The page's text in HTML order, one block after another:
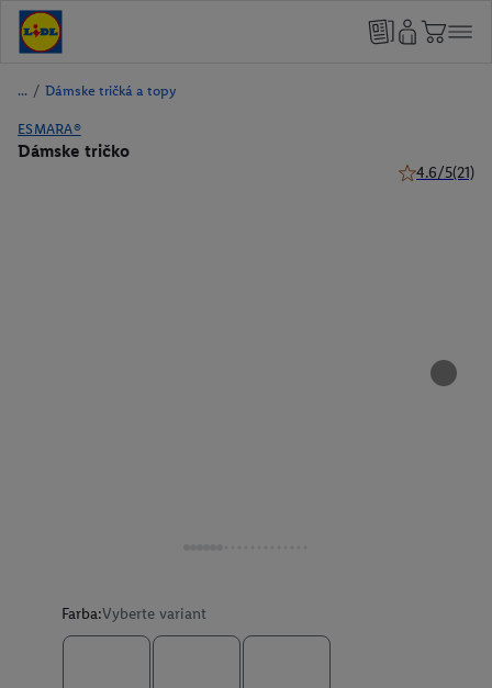
/ Dámske tričká a topy
ESMARA®
Dámske tričko
4.6/5(21)
Farba:Vyberte variant